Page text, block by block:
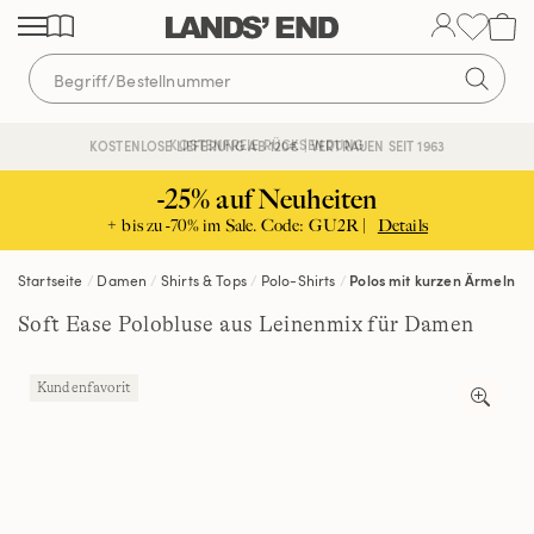
Direkt
zum
Inhalt
Direkt
zur
Navigation
Direkt
zur
Suche
KOSTENLOSE LIEFERUNG AB 120€ | VERTRAUEN SEIT 1963
KOSTENFREIE RÜCKSENDUNG
-25% auf Neuheiten
+ bis zu -70% im Sale. Code: GU2R | Details
Startseite Damen Shirts & Tops Polo-Shirts Polos mit kurzen Ärmeln
Soft Ease Polobluse aus Leinenmix für Damen